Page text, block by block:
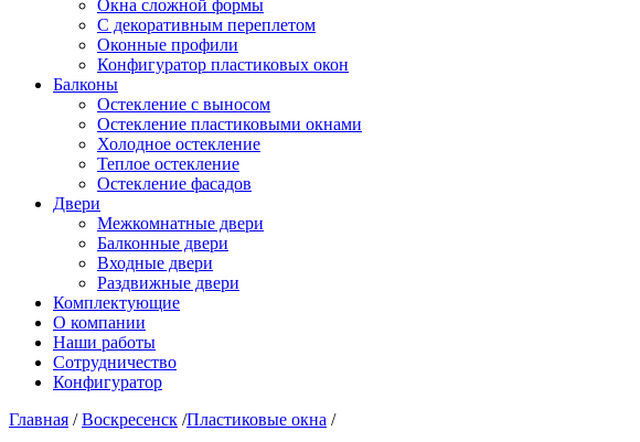
Окна сложной формы
С декоративным переплетом
Оконные профили
Конфигуратор пластиковых окон
Балконы
Остекление с выносом
Остекление пластиковыми окнами
Холодное остекление
Теплое остекление
Остекление фасадов
Двери
Межкомнатные двери
Балконные двери
Входные двери
Раздвижные двери
Комплектующие
О компании
Наши работы
Сотрудничество
Конфигуратор
Главная / Воскресенск /Пластиковые окна /